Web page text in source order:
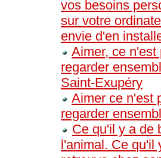
vos besoins
sur votre
envie d'en
Aimer, ce n'est
regarder
Saint-Exupéry
Aimer ce n'est
regarder
Ce qu'il y a de
l'animal. Ce